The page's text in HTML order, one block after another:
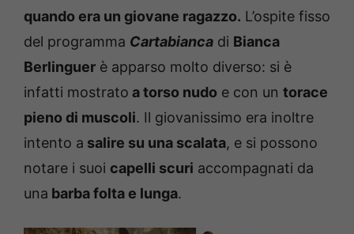
quando era un giovane ragazzo. L’ospite fisso
del programma Cartabianca di Bianca
Berlinguer è apparso molto diverso: si è
infatti mostrato a torso nudo e con un torace
pieno di muscoli. Il giovanissimo era inoltre
intento a salire su una scalata, e si possono
notare i suoi capelli scuri accompagnati da
una barba folta e lunga.